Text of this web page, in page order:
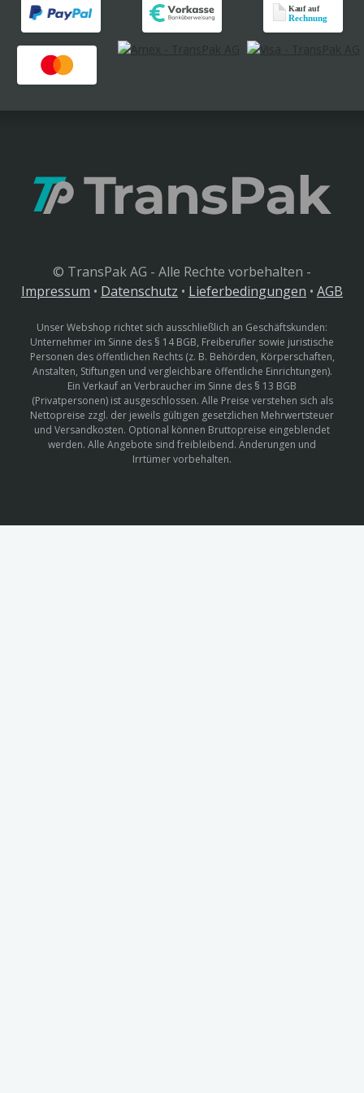
© TransPak AG - Alle Rechte vorbehalten -
Impressum • Datenschutz • Lieferbedingungen • AGB
Unser Webshop richtet sich ausschließlich an Geschäftskunden:
Unternehmer im Sinne des § 14 BGB, Freiberufler sowie juristische
Personen des öffentlichen Rechts (z. B. Behörden, Körperschaften,
Anstalten, Stiftungen und vergleichbare öffentliche Einrichtungen).
Ein Verkauf an Verbraucher im Sinne des § 13 BGB
(Privatpersonen) ist ausgeschlossen. Alle Preise verstehen sich als
Nettopreise zzgl. der jeweils gültigen gesetzlichen Mehrwertsteuer
und Versandkosten. Optional können Bruttopreise eingeblendet
werden. Alle Angebote sind freibleibend. Änderungen und
Irrtümer vorbehalten.